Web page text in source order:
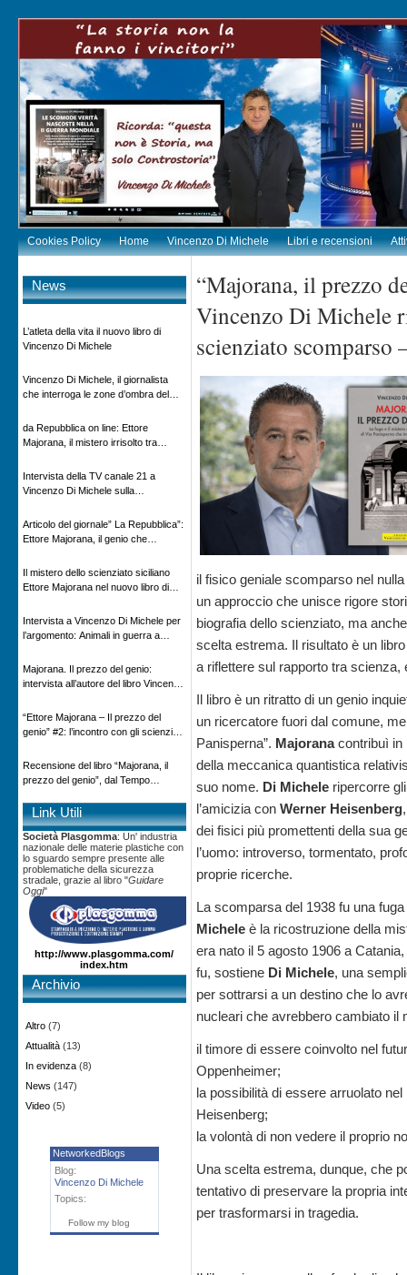
Cookies Policy Home Vincenzo Di Michele Libri e recensioni
News
L’atleta della vita il nuovo libro di
Vincenzo Di Michele
Vincenzo Di Michele, il giornalista
che interroga le zone d’ombra del
da Repubblica on line: Ettore
Majorana, il mistero irrisolto tra
Intervista della TV canale 21 a
Vincenzo Di Michele sulla
Articolo del giornale” La Repubblica”:
Ettore Majorana, il genio che
Il mistero dello scienziato siciliano
Ettore Majorana nel nuovo libro di
Adnkronos
Intervista a Vincenzo Di Michele per
l’argomento: Animali in guerra a
in onda su Espansione TV
Majorana. Il prezzo del genio:
intervista all’autore del libro Vincenzo
“Ettore Majorana ‒ Il prezzo del
genio” #2: l’incontro con gli scienziati
Recensione del libro “Majorana, il
prezzo del genio”, dal Tempo
Link Utili
Società Plasgomma: Un' industria
nazionale delle materie plastiche con
lo sguardo sempre presente alle
problematiche della sicurezza
stradale, grazie al libro "Guidare
Oggi"
http://www.plasgomma.com/
index.htm
Archivio
Altro (7)
Attualità (13)
In evidenza (8)
News (147)
Video (5)
NetworkedBlogs
Blog:
Vincenzo Di Michele
Topics:
Follow my blog
“Majorana, il prezzo
Vincenzo Di Michele
scienziato scomparso
il fisico geniale scomparso nel
un approccio che unisce rigore
biografia dello scienziato, ma
scelta estrema. Il risultato è un
a riflettere sul rapporto tra
Il libro è un ritratto di un genio
un ricercatore fuori dal comune,
Panisperna”. Majoranacontribuì in
della meccanica quantistica
suo nome. Di Michele ripercorre
l’amicizia con Werner Heisenberg
dei fisici più promettenti della sua
l’uomo: introverso, tormentato,
proprie ricerche.
La scomparsa del 1938 fu una
Michele è la ricostruzione della
era nato il 5 agosto 1906 a
fu, sostiene Di Michele, una
per sottrarsi a un destino che lo
nucleari che avrebbero cambiato il
il timore di essere coinvolto nel
Oppenheimer;
la possibilità di essere arruolato
Heisenberg;
la volontà di non vedere il proprio
Una scelta estrema, dunque, che
tentativo di preservare la propria
per trasformarsi in tragedia.